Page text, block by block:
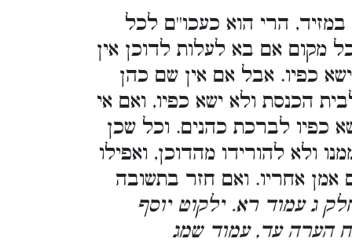
הרי הוא כעכו''ם לכל
מקום אם בא לעלות לדוכן אין
כפיו. אבל אם אין שם כהן
הכנסת ולא ישא כפיו, ואם אי
כפיו לברכת כהנים. וכל שכן
ולא להורידו מהדוכן, ואפילו
אמן אחריו. ואם חזר בתשובה
ג עמוד רא. ילקוט יוסף
הערה עד, עמוד שמג